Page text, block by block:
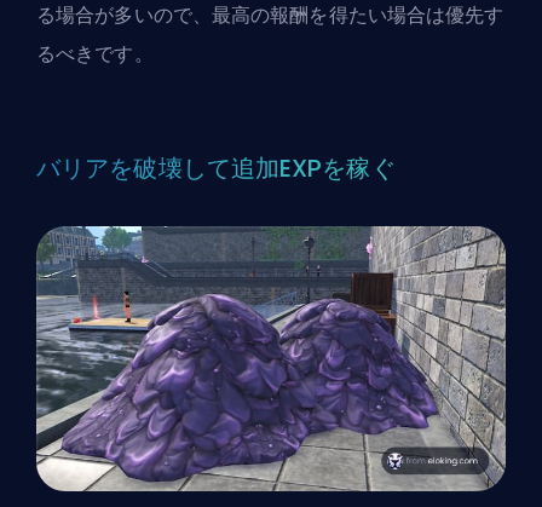
る場合が多いので、最高の報酬を得たい場合は優先す
るべきです。
バリアを破壊して追加EXPを稼ぐ